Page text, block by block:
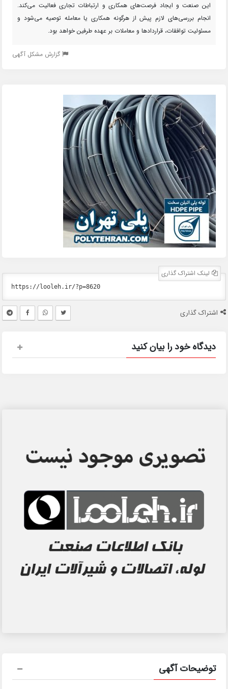
این صنعت و ایجاد فرصت‌های همکاری و ارتباطات تجاری فعالیت می‌کند.
انجام بررسی‌های لازم پیش از هرگونه همکاری یا معامله توصیه می‌شود و
مسئولیت توافقات، قراردادها و معاملات بر عهده طرفین خواهد بود.
گزارش مشکل آگهی
لینک اشتراک گذاری
اشتراک گذاری
دیدگاه خود را بیان کنید
توضیحات آگهی